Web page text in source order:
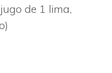
de 1 lima,